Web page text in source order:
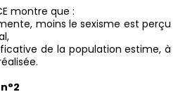
que :
moins le sexisme est perçu
de la population estime, à